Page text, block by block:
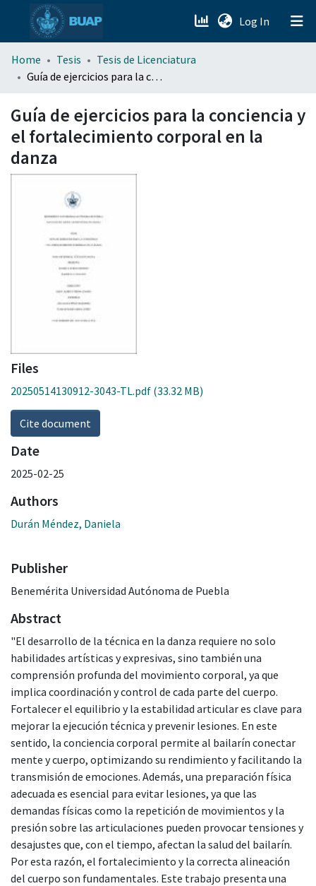
Log In (current)
menu.section.about_menu
Home Tesis
Tesis de Licenciatura
Guía de ejercicios para la conciencia y el fortalecimiento corporal en la danza
Guía de ejercicios para la conciencia y
el fortalecimiento corporal en la
danza
Files
20250514130912-3043-TL.pdf (33.32 MB)
Cite document
Date
2025-02-25
Authors
Durán Méndez, Daniela
Publisher
Benemérita Universidad Autónoma de Puebla
Abstract
"El desarrollo de la técnica en la danza requiere no solo
habilidades artísticas y expresivas, sino también una
comprensión profunda del movimiento corporal, ya que
implica coordinación y control de cada parte del cuerpo.
Fortalecer el equilibrio y la estabilidad articular es clave para
mejorar la ejecución técnica y prevenir lesiones. En este
sentido, la conciencia corporal permite al bailarín conectar
mente y cuerpo, optimizando su rendimiento y facilitando la
transmisión de emociones. Además, una preparación física
adecuada es esencial para evitar lesiones, ya que las
demandas físicas como la repetición de movimientos y la
presión sobre las articulaciones pueden provocar tensiones y
desajustes que, con el tiempo, afectan la salud del bailarín.
Por esta razón, el fortalecimiento y la correcta alineación
del cuerpo son fundamentales. Este trabajo presenta una